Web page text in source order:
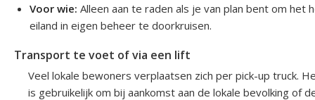
Voor wie: Alleen aan te raden als je van plan bent om het
eiland in eigen beheer te doorkruisen.
Transport te voet of via een lift
Veel lokale bewoners verplaatsen zich per pick-up truck.
is gebruikelijk om bij aankomst aan de lokale bevolking of